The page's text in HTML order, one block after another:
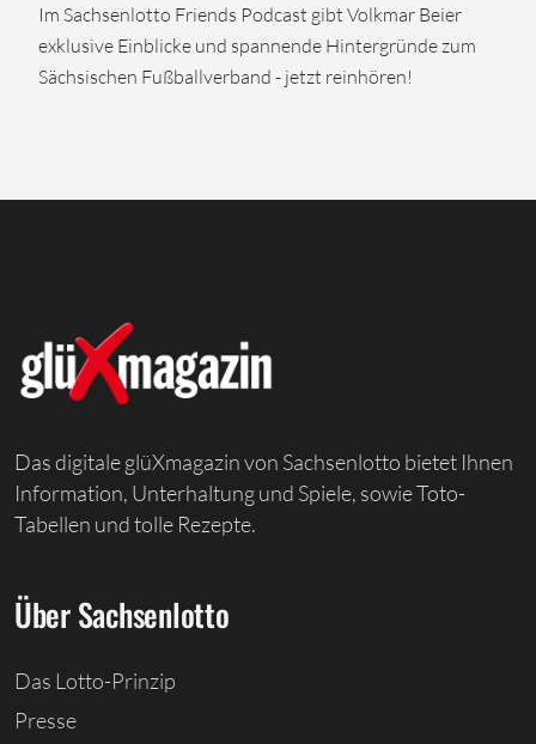
Im Sachsenlotto Friends Podcast gibt Volkmar Beier
exklusive Einblicke und spannende Hintergründe zum
Sächsischen Fußballverband - jetzt reinhören!
Das digitale glüXmagazin von Sachsenlotto bietet Ihnen
Information, Unterhaltung und Spiele, sowie Toto-
Tabellen und tolle Rezepte.
Über Sachsenlotto
Das Lotto-Prinzip
Presse